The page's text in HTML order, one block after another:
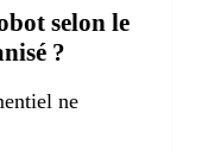
selon le
?
ne